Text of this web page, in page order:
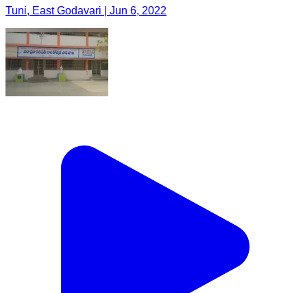
Tuni, East Godavari | Jun 6, 2022